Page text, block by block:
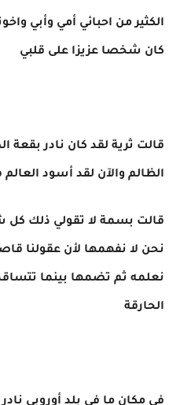
الكثير من احبائي أمي وأبي
كان شخصا عزيزا على قلبي
قالت ثرية لقد كان نادر بقعة
الظالم والآن لقد أسود العالم
قالت بسمة لا تقولي ذلك كل
نحن لا نفهمها لأن عقولنا
نعلمه ثم تضمها بينما
الحارقة
في مكان ما في بلد أوروبي